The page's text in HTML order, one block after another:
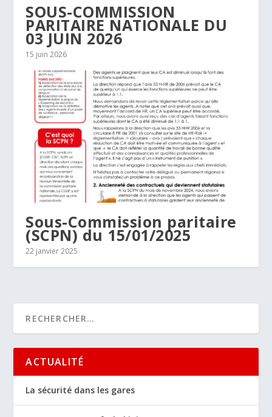
SOUS-COMMISSION
PARITAIRE NATIONALE DU
03 JUIN 2026
15 juin 2026
Sous-Commission paritaire
(SCPN) du 15/01/2025
22 janvier 2025
ACTUALITÉ
La sécurité dans les gares